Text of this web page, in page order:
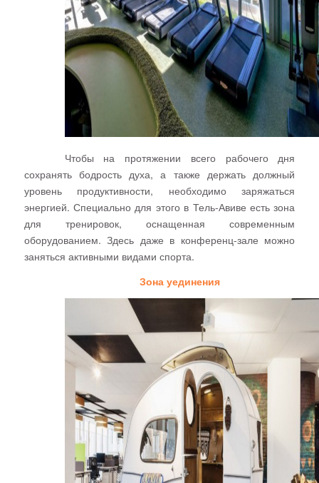
Чтобы на протяжении всего рабочего дня
сохранять бодрость духа, а также держать должный
уровень продуктивности, необходимо заряжаться
энергией. Специально для этого в Тель-Авиве есть зона
для тренировок, оснащенная современным
оборудованием. Здесь даже в конференц-зале можно
заняться активными видами спорта.
Зона уединения